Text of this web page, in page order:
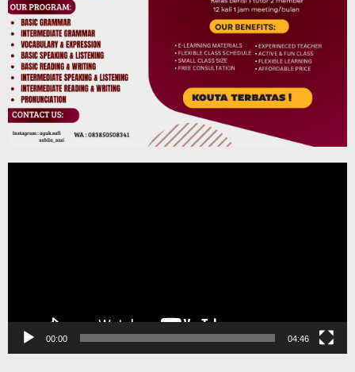
00:00 04:46